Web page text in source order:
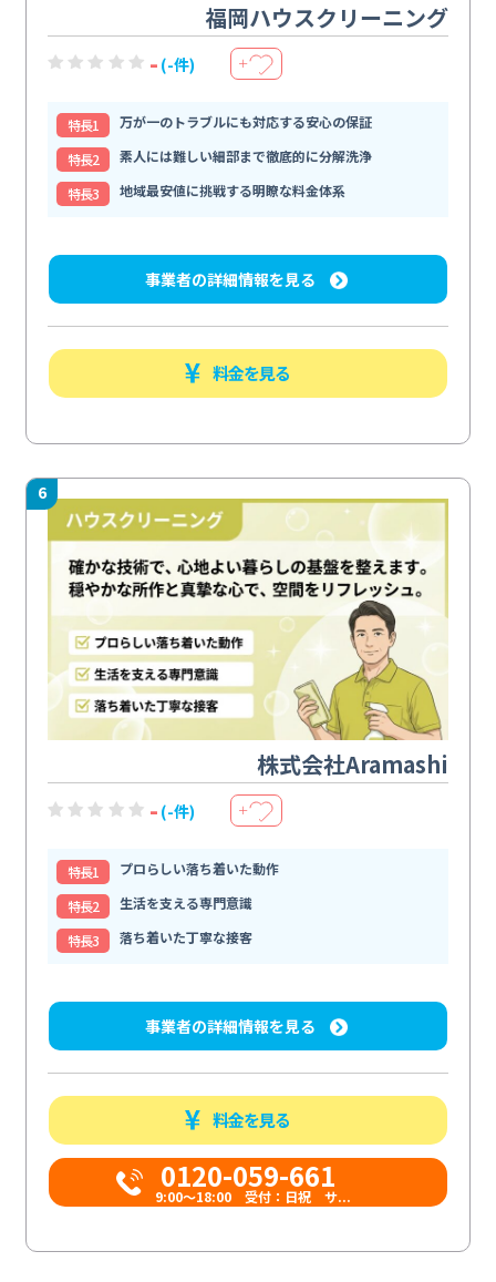
福岡ハウスクリーニング
- (-件) ＋
特⻑1
万が一のトラブルにも対応する安心の保証
特⻑2
素人には難しい細部まで徹底的に分解洗浄
特⻑3
地域最安値に挑戦する明瞭な料金体系
事業者の詳細情報を見る
料金を見る
6
株式会社Aramashi
- (-件) ＋
特⻑1
プロらしい落ち着いた動作
特⻑2
生活を支える専門意識
特⻑3
落ち着いた丁寧な接客
事業者の詳細情報を見る
料金を見る
0120-059-661
9:00〜18:00 受付：日祝 サ...